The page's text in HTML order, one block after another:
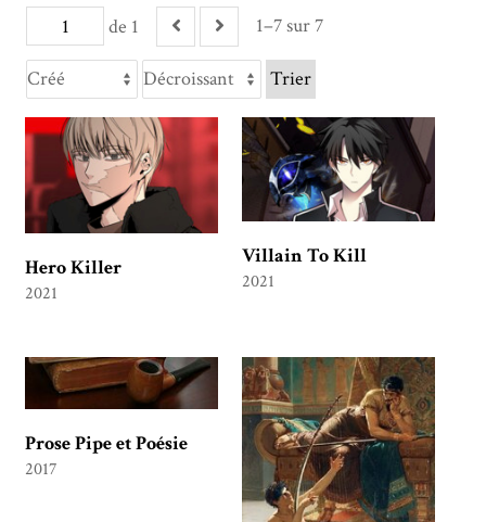
de 1 1–7 sur 7
Trier
Hero Killer
2021
Villain To Kill
2021
Prose Pipe et Poésie
2017